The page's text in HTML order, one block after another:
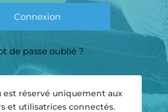
de passe oublié ?
est réservé uniquement aux
et utilisatrices connectés.